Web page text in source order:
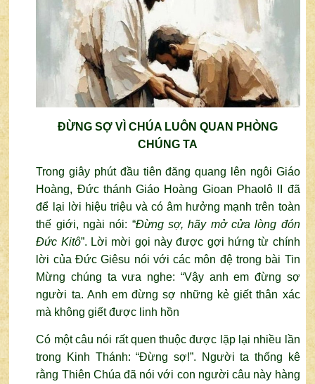
ĐỪNG SỢ VÌ CHÚA LUÔN QUAN PHÒNG
CHÚNG TA
Trong giây phút đầu tiên đăng quang lên ngôi Giáo
Hoàng, Đức thánh Giáo Hoàng Gioan Phaolô II đã
để lại lời hiệu triệu và có âm hưởng mạnh trên toàn
thế giới, ngài nói: “Đừng sợ, hãy mở cửa lòng đón
Đức Kitô”. Lời mời gọi này được gợi hứng từ chính
lời của Đức Giêsu nói với các môn đệ trong bài Tin
Mừng chúng ta vưa nghe: “Vậy anh em đừng sợ
người ta. Anh em đừng sợ những kẻ giết thân xác
mà không giết được linh hồn
Có một câu nói rất quen thuộc được lặp lại nhiều lần
trong Kinh Thánh: “Đừng sợ!”. Người ta thống kê
rằng Thiên Chúa đã nói với con người câu này hàng